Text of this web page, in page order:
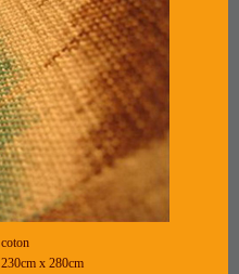
coton
230cm x 280cm